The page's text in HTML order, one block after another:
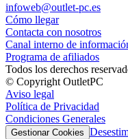
infoweb@outlet-pc.es
Cómo llegar
Contacta con nosotros
Canal interno de
Programa de afiliados
Todos los derechos
© Copyright OutletPC
Aviso legal
Política de Privacidad
Condiciones Generales
Gestionar Cookies